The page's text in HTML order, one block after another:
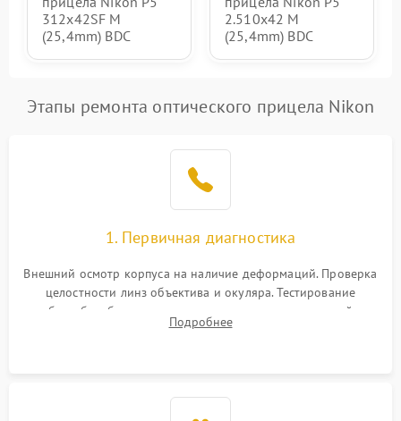
312x42SF M
(25,4mm) BDC
2.510x42 M
(25,4mm) BDC
Этапы ремонта оптического прицела Nikon
1. Первичная диагностика
Внешний осмотр корпуса на наличие деформаций. Проверка
целостности линз объектива и окуляра. Тестирование
работы барабанчиков ввода поправок, кольца отстройки
параллакса и зума. Выявление сколов, внутренних
Подробнее